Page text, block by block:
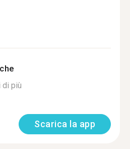
di più
Scarica la app